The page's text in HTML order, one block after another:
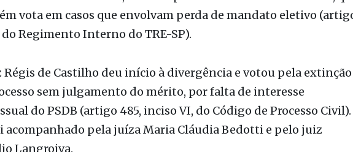
vota em casos que envolvam perda de mandato eletivo (artigo
do Regimento Interno do TRE-SP).
Régis de Castilho deu início à divergência e votou pela extinção
sem julgamento do mérito, por falta de interesse
do PSDB (artigo 485, inciso VI, do Código de Processo Civil).
acompanhado pela juíza Maria Cláudia Bedotti e pelo juiz
Langroiva.